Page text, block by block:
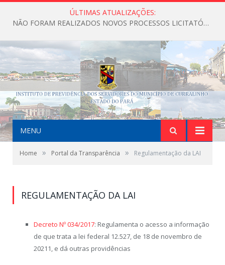
ÚLTIMAS ATUALIZAÇÕES:
NÃO FORAM REALIZADOS NOVOS PROCESSOS LICITATÓRIOS ATÉ O MOMENTO DO ANO DE 2026
MENU
Home » Portal da Transparência » Regulamentação da LAI
REGULAMENTAÇÃO DA LAI
Decreto Nº 034/2017: Regulamenta o acesso a informação
de que trata a lei federal 12.527, de 18 de novembro de
20211, e dá outras providências